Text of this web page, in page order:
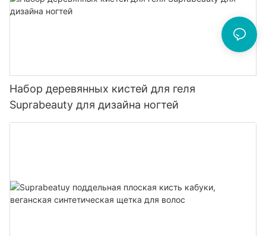
Набор деревянных кистей для геля
Suprabeauty для дизайна ногтей